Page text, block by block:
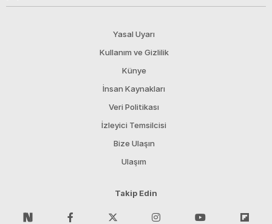
Yasal Uyarı
Kullanım ve Gizlilik
Künye
İnsan Kaynakları
Veri Politikası
İzleyici Temsilcisi
Bize Ulaşın
Ulaşım
Takip Edin